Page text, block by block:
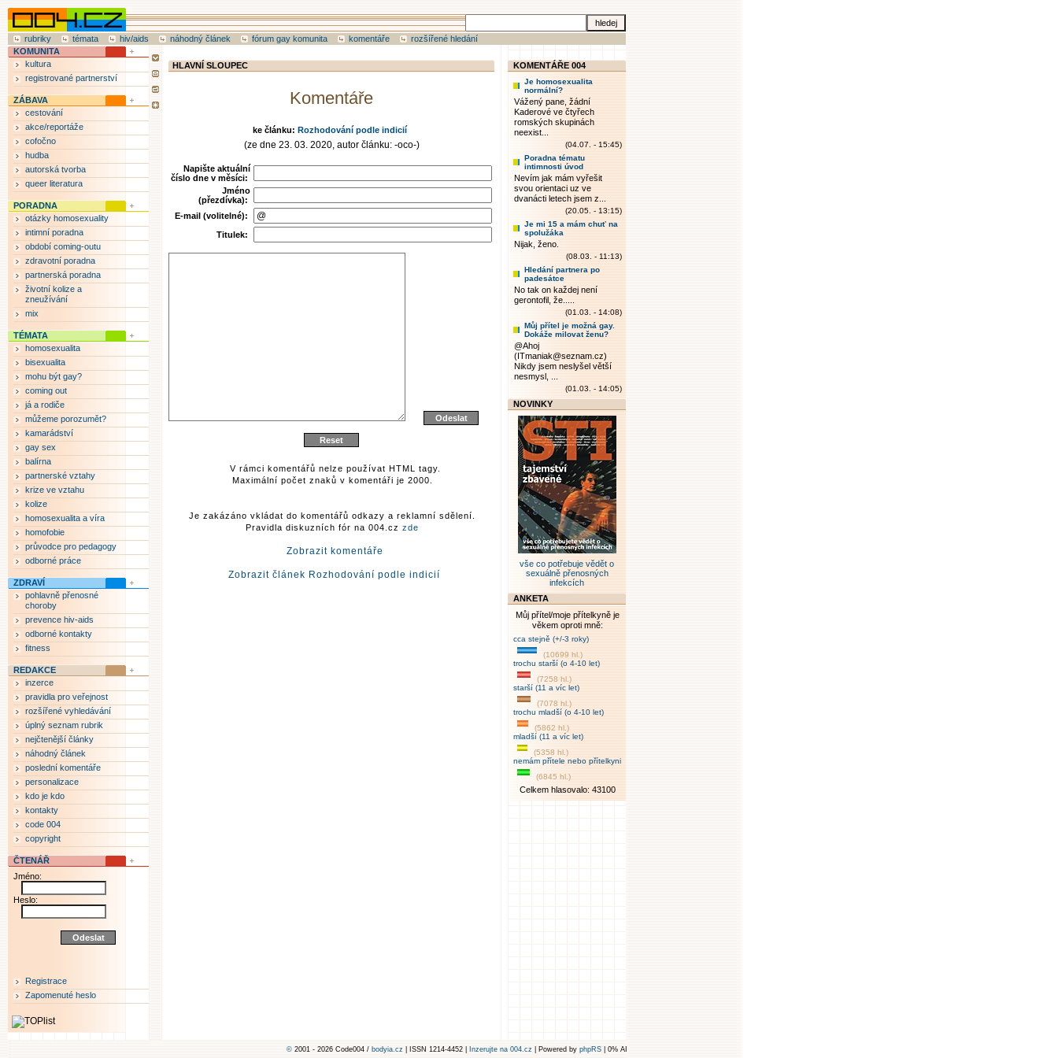
rubriky témata hiv/aids náhodný článek fórum gay komunita komentáře rozšířené hledání
HLAVNÍ SLOUPEC
Komentáře
ke článku: Rozhodování podle indicií
(ze dne 23. 03. 2020, autor článku: -oco-)
Napište aktuální
číslo dne v měsíci:
Jméno
(přezdívka):
E-mail (volitelné):
Titulek:
V rámci komentářů nelze používat HTML tagy.
Maximální počet znaků v komentáři je 2000.
Je zakázáno vkládat do komentářů odkazy a reklamní sdělení.
Pravidla diskuzních fór na 004.cz zde
Zobrazit komentáře
Zobrazit článek Rozhodování podle indicií
KOMUNITA
kultura
registrované partnerství
ZÁBAVA
cestování
akce/reportáže
cofočno
hudba
autorská tvorba
queer literatura
PORADNA
otázky homosexuality
intimní poradna
období coming-outu
zdravotní poradna
partnerská poradna
životní kolize a
zneužívání
mix
TÉMATA
homosexualita
bisexualita
mohu být gay?
coming out
já a rodiče
můžeme porozumět?
kamarádství
gay sex
balírna
partnerské vztahy
krize ve vztahu
kolize
homosexualita a víra
homofobie
průvodce pro pedagogy
odborné práce
ZDRAVÍ
pohlavně přenosné
choroby
prevence hiv-aids
odborné kontakty
fitness
REDAKCE
inzerce
pravidla pro veřejnost
rozšířené vyhledávání
úplný seznam rubrik
nejčtenější články
náhodný článek
poslední komentáře
personalizace
kdo je kdo
kontakty
code 004
copyright
ČTENÁŘ
Jméno:
Heslo:
Registrace
Zapomenuté heslo
KOMENTÁŘE 004
Je homosexualita
normální?
Vážený pane, žádní
Kaderové ve čtyřech
romských skupinách
neexist...
(04.07. - 15:45)
Poradna tématu
intimnosti úvod
Nevím jak mám vyřešit
svou orientaci uz ve
dvanácti letech jsem z...
(20.05. - 13:15)
Je mi 15 a mám chuť na
spolužáka
Nijak, ženo.
(08.03. - 11:13)
Hledání partnera po
padesátce
No tak on každej není
gerontofil, že.....
(01.03. - 14:08)
Můj přítel je možná gay.
Dokáže milovat ženu?
@Ahoj
(ITmaniak@seznam.cz)
Nikdy jsem neslyšel větší
nesmysl, ...
(01.03. - 14:05)
NOVINKY
vše co potřebuje vědět o
sexuálně přenosných
infekcích
ANKETA
Můj přítel/moje přítelkyně je
věkem oproti mně:
cca stejně (+/-3 roky)
(10699 hl.)
trochu starší (o 4-10 let)
(7258 hl.)
starší (11 a víc let)
(7078 hl.)
trochu mladší (o 4-10 let)
(5862 hl.)
mladší (11 a víc let)
(5358 hl.)
nemám přítele nebo přítelkyni
(6845 hl.)
Celkem hlasovalo: 43100
© 2001 - 2026 Code004 / bodyia.cz | ISSN 1214-4452 | Inzerujte na 004.cz | Powered by phpRS | 0% AI